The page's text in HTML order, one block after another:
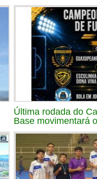
Última rodada do
Base movimentará